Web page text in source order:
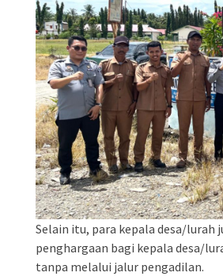
Selain itu, para kepala desa/lurah
penghargaan bagi kepala desa/
tanpa melalui jalur pengadilan.